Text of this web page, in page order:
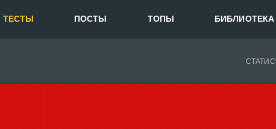
ТЕСТЫ ПОСТЫ ТОПЫ БИБЛИОТЕКА